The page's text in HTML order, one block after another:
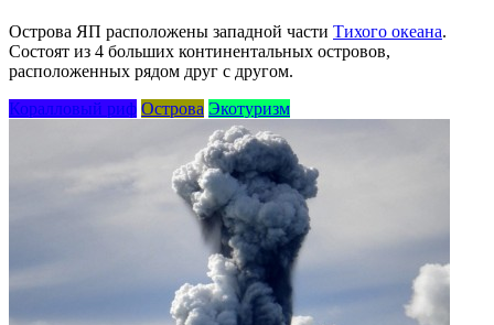
Острова ЯП расположены западной части Тихого океана.
Состоят из 4 больших континентальных островов,
расположенных рядом друг с другом.
Коралловый риф Острова Экотуризм